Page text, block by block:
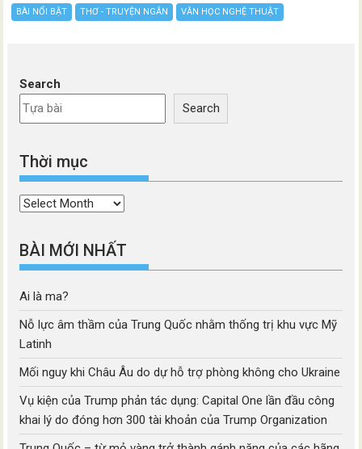
BÀI NỔI BẬT THƠ - TRUYỆN NGẮN VĂN HỌC NGHỆ THUẬT
Search
Search
Thời mục
Thời
BÀI MỚI NHẤT
Ai là ma?
Nỗ lực âm thầm của Trung Quốc nhằm thống trị khu vực Mỹ
Latinh
Mối nguy khi Châu Âu do dự hỗ trợ phòng không cho Ukraine
Vụ kiện của Trump phản tác dụng: Capital One lần đầu công
khai lý do đóng hơn 300 tài khoản của Trump Organization